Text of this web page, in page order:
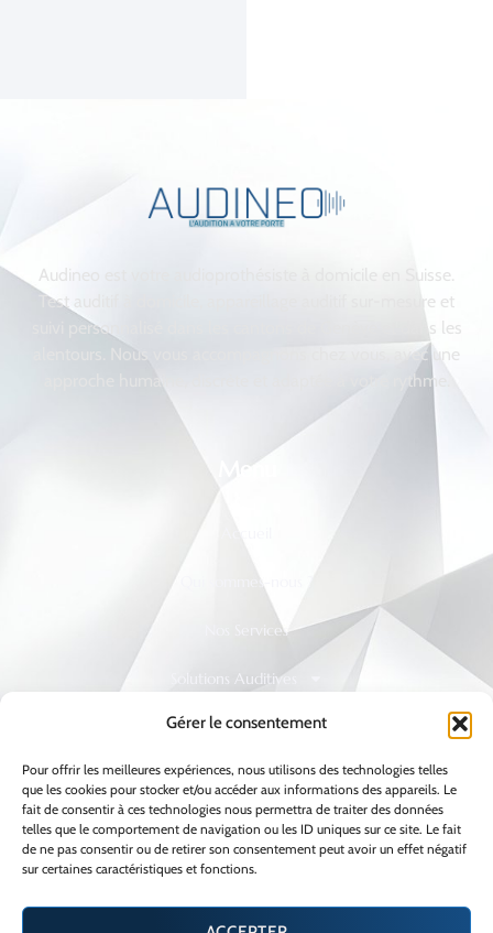
Gérer le consentement
Pour offrir les meilleures expériences, nous utilisons des technologies telles
que les cookies pour stocker et/ou accéder aux informations des appareils. Le
fait de consentir à ces technologies nous permettra de traiter des données
telles que le comportement de navigation ou les ID uniques sur ce site. Le fait
de ne pas consentir ou de retirer son consentement peut avoir un effet négatif
sur certaines caractéristiques et fonctions.
Audineo est votre audioprothésiste à domicile en Suisse.
Test auditif à domicile, appareillage auditif sur-mesure et
suivi personnalisé dans les cantons de Genève et dans les
alentours. Nous vous accompagnons chez vous, avec une
approche humaine, discrète et adaptée à votre rythme.
Menu
Qui sommes-nous ?
Nos Services
Solutions Auditives
Protections Auditives
Prendre Rendez-vous
Informations
Mentions légales